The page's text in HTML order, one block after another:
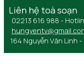
Liên hệ toà soạn
02213 616 988 -
164 Nguyễn Văn Linh -